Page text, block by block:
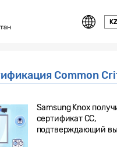
KZ
Common
Samsung Knox
сертификат CC,
подтверждающий